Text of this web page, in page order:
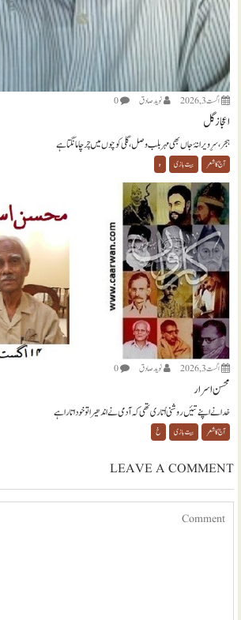
اگست 3, 2026 نويد صادق 0
اعجاز گل
ہجر، سرِ ویرانۂ جاں بھی مہر بلب وصل، گلی کوچوں میں چرچا مانگتا ہے
آج کا شعر بیت بازی ہ
اگست 3, 2026 نويد صادق 0
محسن اسرار
خدا نے اپنے تئیں روشنی اُتاری تھی کہ آدمی نے اندھیرا تو خود اتارا ہے
آج کا شعر بیت بازی خ
LEAVE A COMMENT